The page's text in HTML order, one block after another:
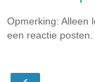
Opmerking: Alleen
een reactie posten.